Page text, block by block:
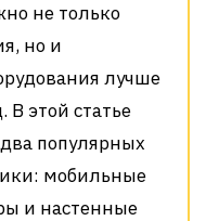
не только
но и
лучше
этой статье
популярных
мобильные
и настенные